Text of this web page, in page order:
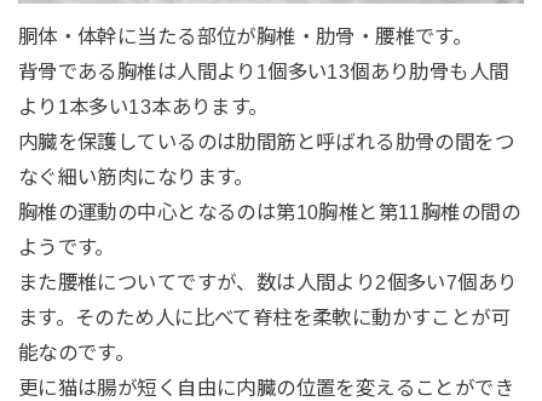
胴体・体幹に当たる部位が胸椎・肋骨・腰椎です。
背骨である胸椎は人間より1個多い13個あり肋骨も人間
より1本多い13本あります。
内臓を保護しているのは肋間筋と呼ばれる肋骨の間をつ
なぐ細い筋肉になります。
胸椎の運動の中心となるのは第10胸椎と第11胸椎の間の
ようです。
また腰椎についてですが、数は人間より2個多い7個あり
ます。そのため人に比べて脊柱を柔軟に動かすことが可
能なのです。
更に猫は腸が短く自由に内臓の位置を変えることができ